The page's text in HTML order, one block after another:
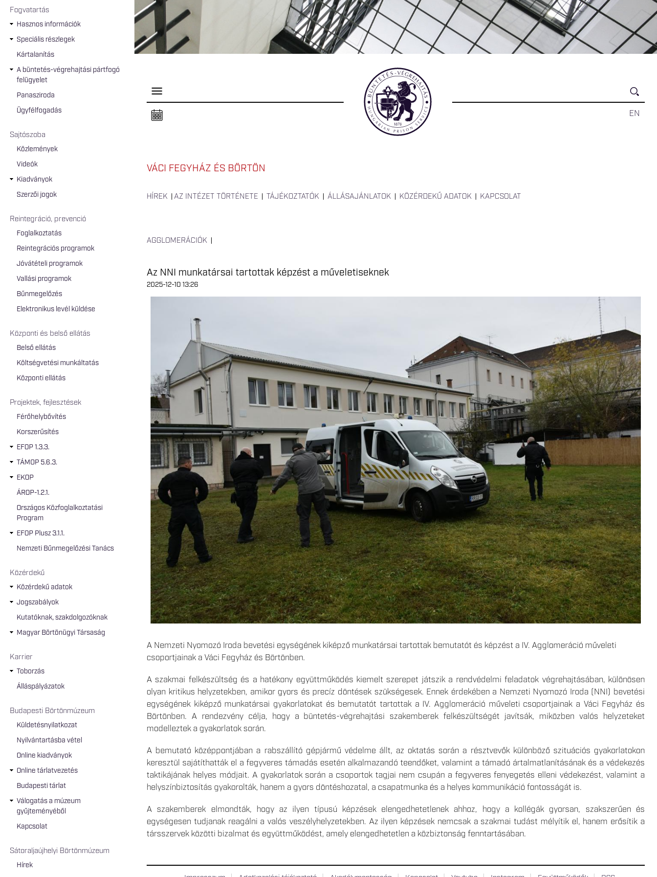
Fogvatartás
Hasznos információk
Speciális részlegek
Kártalanítás
A büntetés-végrehajtási pártfogó
felügyelet
Panasziroda
Ügyfélfogadás
Sajtószoba
Közlemények
Videók
Kiadványok
Szerzői jogok
Reintegráció, prevenció
Foglalkoztatás
Reintegrációs programok
Jóvátételi programok
Vallási programok
Bűnmegelőzés
Elektronikus levél küldése
Központi és belső ellátás
Belső ellátás
Költségvetési munkáltatás
Központi ellátás
Projektek, fejlesztések
Férőhelybővítés
Korszerűsítés
EFOP 1.3.3.
TÁMOP 5.6.3.
EKOP
ÁROP-1.2.1.
Országos Közfoglalkoztatási
Program
EFOP Plusz 3.1.1.
Nemzeti Bűnmegelőzési Tanács
Közérdekű
Közérdekű adatok
Jogszabályok
Kutatóknak, szakdolgozóknak
Magyar Börtönügyi Társaság
Karrier
Toborzás
Álláspályázatok
Budapesti Börtönmúzeum
Küldetésnyilatkozat
Nyilvántartásba vétel
Online kiadványok
Online tárlatvezetés
Budapesti tárlat
Válogatás a múzeum
gyűjteményéből
Kapcsolat
Sátoraljaújhelyi Börtönmúzeum
Hírek
EN
P
e
l
s
a
VÁCI FEGYHÁZ ÉS BÖRTÖN
HÍREK AZ INTÉZET TÖRTÉNETE TÁJÉKOZTATÓK ÁLLÁSAJÁNLATOK KÖZÉRDEKŰ ADATOK KAPCSOLAT
AGGLOMERÁCIÓK
Az NNI munkatársai tartottak képzést a műveletiseknek
2025-12-10 13:26
A Nemzeti Nyomozó Iroda bevetési egységének kiképző munkatársai tartottak bemutatót és képzést a IV. Agglomeráció műveleti
csoportjainak a Váci Fegyház és Börtönben.
A szakmai felkészültség és a hatékony együttműködés kiemelt szerepet játszik a rendvédelmi feladatok végrehajtásában, különösen
olyan kritikus helyzetekben, amikor gyors és precíz döntések szükségesek. Ennek érdekében a Nemzeti Nyomozó Iroda (NNI) bevetési
egységének kiképző munkatársai gyakorlatokat és bemutatót tartottak a IV. Agglomeráció műveleti csoportjainak a Váci Fegyház és
Börtönben. A rendezvény célja, hogy a büntetés-végrehajtási szakemberek felkészültségét javítsák, miközben valós helyzeteket
modelleztek a gyakorlatok során.
A bemutató középpontjában a rabszállító gépjármű védelme állt, az oktatás során a résztvevők különböző szituációs gyakorlatokon
keresztül sajátíthatták el a fegyveres támadás esetén alkalmazandó teendőket, valamint a támadó ártalmatlanításának és a védekezés
taktikájának helyes módjait. A gyakorlatok során a csoportok tagjai nem csupán a fegyveres fenyegetés elleni védekezést, valamint a
helyszínbiztosítás gyakorolták, hanem a gyors döntéshozatal, a csapatmunka és a helyes kommunikáció fontosságát is.
A szakemberek elmondták, hogy az ilyen típusú képzések elengedhetetlenek ahhoz, hogy a kollégák gyorsan, szakszerűen és
egységesen tudjanak reagálni a valós veszélyhelyzetekben. Az ilyen képzések nemcsak a szakmai tudást mélyítik el, hanem erősítik a
társszervek közötti bizalmat és együttműködést, amely elengedhetetlen a közbiztonság fenntartásában.